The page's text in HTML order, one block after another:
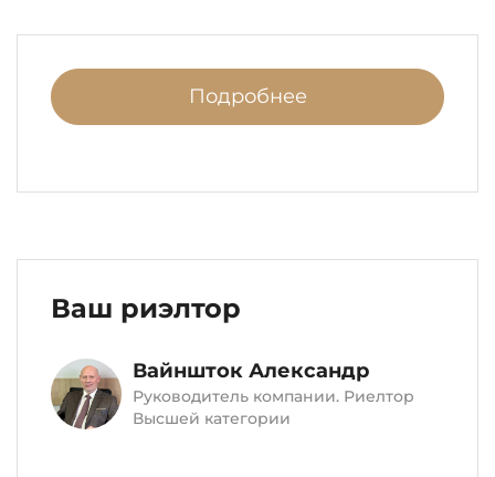
Подробнее
Ваш риэлтор
Вайншток Александр
Руководитель компании. Риелтор
Высшей категории